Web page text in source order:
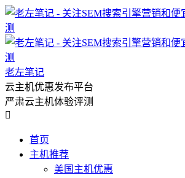
老左笔记
云主机优惠发布平台
严肃云主机体验评测

首页
主机推荐
美国主机优惠